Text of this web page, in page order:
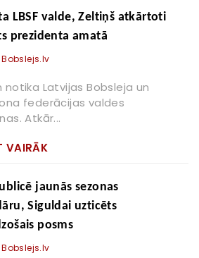
LBSF valde, Zeltiņš atkārtoti
prezidenta amatā
Bobslejs.lv
notika Latvijas Bobsleja un
federācijas valdes
Atkār...
VAIRĀK
jaunās sezonas
Siguldai uzticēts
posms
Bobslejs.lv